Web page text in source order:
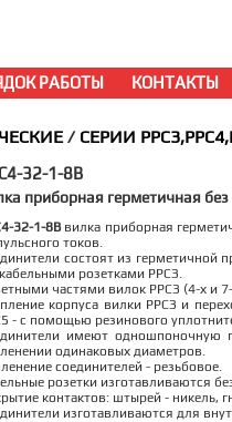
РАБОТЫ КОНТАКТЫ
/ СЕРИИ
32-1-8В
приборная герметичная
32-1-8Ввилка приборная
токов.
состоят из герметичной
розетками РРСЗ.
частями вилок РРСЗ (4-х и
корпуса вилки РРСЗ и
- с помощью резинового
имеют одношпоночную
одинаковых диаметров.
соединителей - резьбовое.
розетки изготавливаются
контактов: штырей - никель,
изготавливаются для